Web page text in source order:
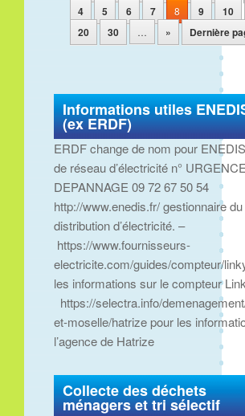
4 5 6 7 8 9 10
20 30 … » Dernière
Informations utiles
(ex ERDF)
ERDF change de nom pour
de réseau d’électricité n° URGENCE
DEPANNAGE 09 72 67 50 54
http://www.enedis.fr/ gestionnaire
distribution d’électricité. –
https://www.fournisseurs-
electricite.com/guides/compteur/
les informations sur le compteur
https://selectra.info/
et-moselle/hatrize pour les
l’agence de Hatrize
Collecte des déchets
ménagers et tri sélectif